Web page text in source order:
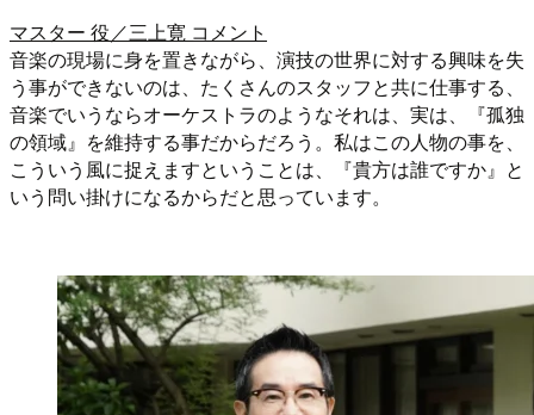
マスター 役／三上寛 コメント
音楽の現場に身を置きながら、演技の世界に対する興味を失
う事ができないのは、たくさんのスタッフと共に仕事する、
音楽でいうならオーケストラのようなそれは、実は、『孤独
の領域』を維持する事だからだろう。私はこの人物の事を、
こういう風に捉えますということは、『貴方は誰ですか』と
いう問い掛けになるからだと思っています。